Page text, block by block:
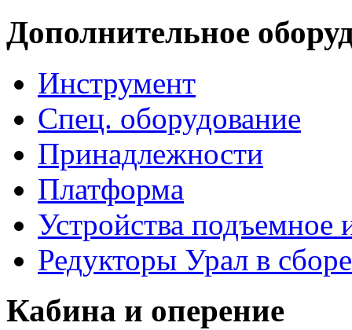
Дополнительное
Инструмент
Спец. оборудование
Принадлежности
Платформа
Устройства
Редукторы Урал в сборе
Кабина и оперение